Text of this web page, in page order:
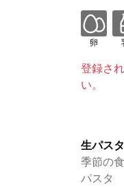
卵
登録さ
い。
生パス
季節の
パスタ